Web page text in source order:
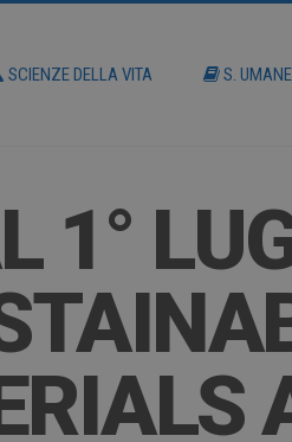
SCIENZE DELLA VITA S.
1°